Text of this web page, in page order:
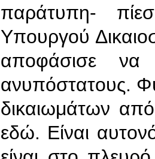
παράτυπη-
Υπουργού
αποφάσισε να
ανυπόστατους.
δικαιωμάτων
εδώ. Είναι